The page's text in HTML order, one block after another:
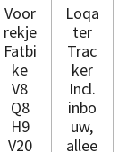
Voor
rekje
Fatbi
ke
V8
Q8
H9
V20
Loqa
ter
Trac
ker
Incl.
inbo
uw,
allee